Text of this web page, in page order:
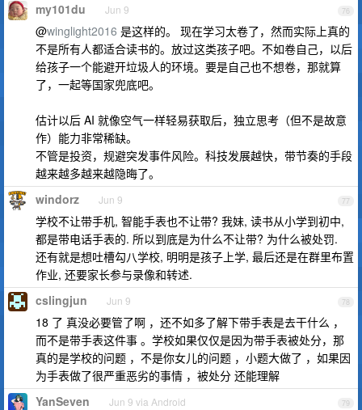
76
my101du Jun 9
@winglight2016 是这样的。 现在学习太卷了，然而实际上真的
不是所有人都适合读书的。放过这类孩子吧。不如卷自己，以后
给孩子一个能避开垃圾人的环境。要是自己也不想卷，那就算
了，一起等国家兜底吧。
估计以后 AI 就像空气一样轻易获取后，独立思考（但不是故意
作）能力非常稀缺。
不管是投资，规避突发事件风险。科技发展越快，带节奏的手段
越来越多越来越隐晦了。
77
windorz Jun 9
学校不让带手机, 智能手表也不让带? 我妹, 读书从小学到初中,
都是带电话手表的. 所以到底是为什么不让带? 为什么被处罚.
还有就是想吐槽勾八学校, 明明是孩子上学, 最后还是在群里布置
作业, 还要家长参与录像和转述.
78
cslingjun Jun 9
18 了 真没必要管了啊 ，还不如多了解下带手表是去干什么 ，
而不是带手表这件事 。学校如果仅仅是因为带手表被处分，那
真的是学校的问题 ，不是你女儿的问题 ，小题大做了 ，如果因
为手表做了很严重恶劣的事情 ，被处分 还能理解
79
YanSeven Jun 9 via Android